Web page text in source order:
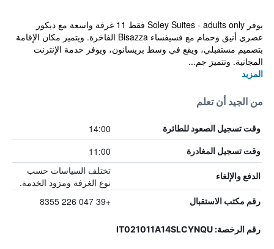
يوفر Soley Suites - adults only فقط 11 غرفة واسعة مع ديكور
عصري أنيق وحمام مع فسيفساء Bisazza الفاخرة. ويتميز مكان الإقامة
بتصميم مستقبلي، ويقع في وسط بريسانون، ويوفر خدمة الإنترنت
المجانية. وتتميز جم...
المزيد
من الجيد أن تعلم
وقت تسجيل الصعود للطائرة 14:00
وقت تسجيل المغادرة 11:00
الدفع والإلغاء
تختلف السياسات حسب
نوع الغرفة ومزود الخدمة.
رقم مكتب الاستقبال +39 047 226 8355
رقم الرخصة: IT021011A14SLCYNQU